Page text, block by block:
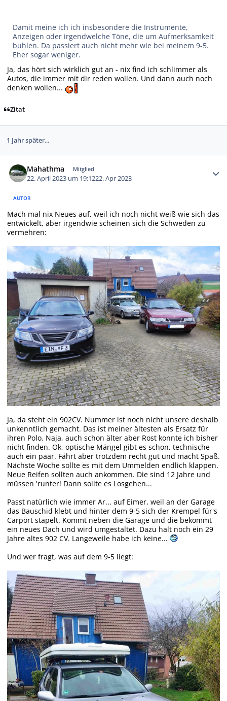
Damit meine ich ich insbesondere die Instrumente,
Anzeigen oder irgendwelche Töne, die um Aufmerksamkeit
buhlen. Da passiert auch nicht mehr wie bei meinem 9-5.
Eher sogar weniger.
Ja, das hört sich wirklich gut an - nix find ich schlimmer als
Autos, die immer mit dir reden wollen. Und dann auch noch
denken wollen...
Zitat
1 Jahr später...
Mahathma Mitglied
22. April 2023 um 19:1222. Apr 2023
AUTOR
Mach mal nix Neues auf, weil ich noch nicht weiß wie sich das
entwickelt, aber irgendwie scheinen sich die Schweden zu
vermehren:
Ja, da steht ein 902CV. Nummer ist noch nicht unsere deshalb
unkenntlich gemacht. Das ist meiner ältesten als Ersatz für
ihren Polo. Naja, auch schon älter aber Rost konnte ich bisher
nicht finden. Ok, optische Mängel gibt es schon, technische
auch ein paar. Fährt aber trotzdem recht gut und macht Spaß.
Nächste Woche sollte es mit dem Ummelden endlich klappen.
Neue Reifen sollten auch ankommen. Die sind 12 Jahre und
müssen 'runter! Dann sollte es Losgehen...
Passt natürlich wie immer Ar... auf Eimer, weil an der Garage
das Bauschid klebt und hinter dem 9-5 sich der Krempel für's
Carport stapelt. Kommt neben die Garage und die bekommt
ein neues Dach und wird umgestaltet. Dazu halt noch ein 29
Jahre altes 902 CV. Langeweile habe ich keine...
Und wer fragt, was auf dem 9-5 liegt: